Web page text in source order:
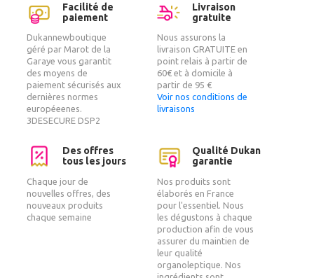
Facilité de
paiement
Dukannewboutique
géré par Marot de la
Garaye vous garantit
des moyens de
paiement sécurisés aux
dernières normes
européeenes.
3DESECURE DSP2
Livraison
gratuite
Nous assurons la
livraison GRATUITE en
point relais à partir de
60€ et à domicile à
partir de 95 €
Voir nos conditions de
livraisons
Des offres
tous les jours
Chaque jour de
nouvelles offres, des
nouveaux produits
chaque semaine
Qualité Dukan
garantie
Nos produits sont
élaborés en France
pour l'essentiel. Nous
les dégustons à chaque
production afin de vous
assurer du maintien de
leur qualité
organoleptique. Nos